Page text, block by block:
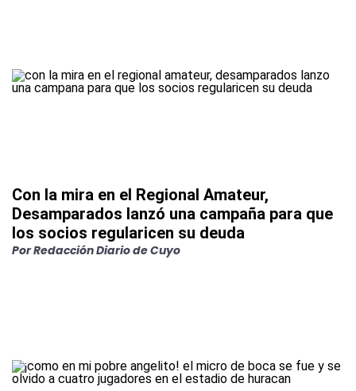
Con la mira en el Regional Amateur,
Desamparados lanzó una campaña para que
los socios regularicen su deuda
PorRedacción Diario de Cuyo